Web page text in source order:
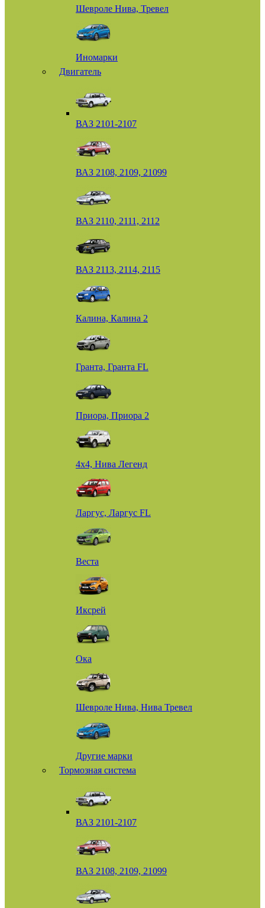
Шевроле Нива, Тревел
Иномарки
Двигатель
ВАЗ 2101-2107
ВАЗ 2108, 2109, 21099
ВАЗ 2110, 2111, 2112
ВАЗ 2113, 2114, 2115
Калина, Калина 2
Гранта, Гранта FL
Приора, Приора 2
4х4, Нива Легенд
Ларгус, Ларгус FL
Веста
Иксрей
Ока
Шевроле Нива, Нива Тревел
Другие марки
Тормозная система
ВАЗ 2101-2107
ВАЗ 2108, 2109, 21099